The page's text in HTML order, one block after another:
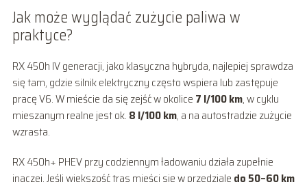
Jak może wyglądać zużycie paliwa w
praktyce?
RX 450h IV generacji, jako klasyczna hybryda, najlepiej sprawdza
się tam, gdzie silnik elektryczny często wspiera lub zastępuje
pracę V6. W mieście da się zejść w okolice 7 l/100 km, w cyklu
mieszanym realne jest ok. 8 l/100 km, a na autostradzie zużycie
wzrasta.
RX 450h+ PHEV przy codziennym ładowaniu działa zupełnie
inaczej. Jeśli większość tras mieści się w przedziale do 50–60 km